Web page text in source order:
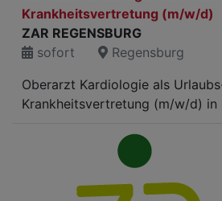
Krankheitsvertretung (m/w/d)
ZAR REGENSBURG
sofort
Regensburg
Oberarzt Kardiologie als
Krankheitsvertretung (m/w/d) in